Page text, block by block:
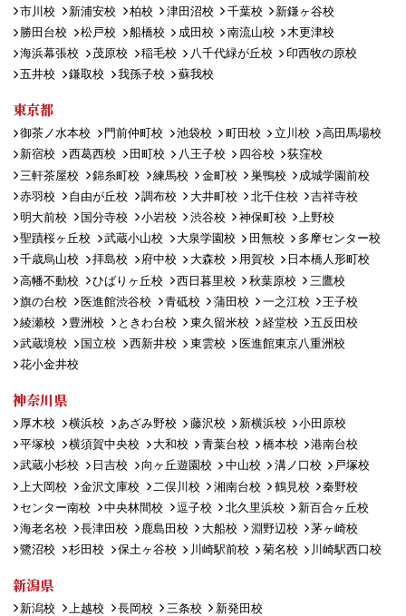
市川校 新浦安校 柏校 津田沼校 千葉校
新鎌ヶ谷校
勝田台校
松戸校 船橋校 成田校 南流山校
木更津校
海浜幕張校
茂原校 稲毛校 八千代緑が丘校
印西牧の原校
五井校
鎌取校 我孫子校 蘇我校
東京都
御茶ノ水本校 門前仲町校 池袋校 町田校 立川校
高田馬場校
新宿校
西葛西校 田町校 八王子校 四谷校
荻窪校
三軒茶屋校
錦糸町校 練馬校 金町校 巣鴨校
成城学園前校
赤羽校
自由が丘校 調布校 大井町校 北千住校
吉祥寺校
明大前校
国分寺校 小岩校 渋谷校 神保町校
上野校
聖蹟桜ヶ丘校
武蔵小山校 大泉学園校 田無校
多摩センター校
千歳烏山校
拝島校 府中校 大森校 用賀校
日本橋人形町校
高幡不動校
ひばりヶ丘校 西日暮里校 秋葉原校
三鷹校
旗の台校
医進館渋谷校 青砥校 蒲田校 一之江校
王子校
綾瀬校
豊洲校 ときわ台校 東久留米校 経堂校
五反田校
武蔵境校
国立校 西新井校 東雲校
医進館東京八重洲校
花小金井校
神奈川県
厚木校 横浜校 あざみ野校 藤沢校 新横浜校
小田原校
平塚校
横須賀中央校 大和校 青葉台校 橋本校
港南台校
武蔵小杉校
日吉校 向ヶ丘遊園校 中山校 溝ノ口校
戸塚校
上大岡校
金沢文庫校 二俣川校 湘南台校 鶴見校
秦野校
センター南校
中央林間校 逗子校 北久里浜校
新百合ヶ丘校
海老名校
長津田校 鹿島田校 大船校 淵野辺校
茅ヶ崎校
鷺沼校
杉田校 保土ヶ谷校 川崎駅前校 菊名校 川崎駅西口校
新潟県
新潟校 上越校 長岡校 三条校 新発田校